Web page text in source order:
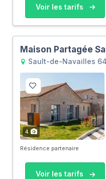
Voir les tarifs
Maison Partagée
Sault-de-Navailles
4
Résidence partenaire
Voir les tarifs